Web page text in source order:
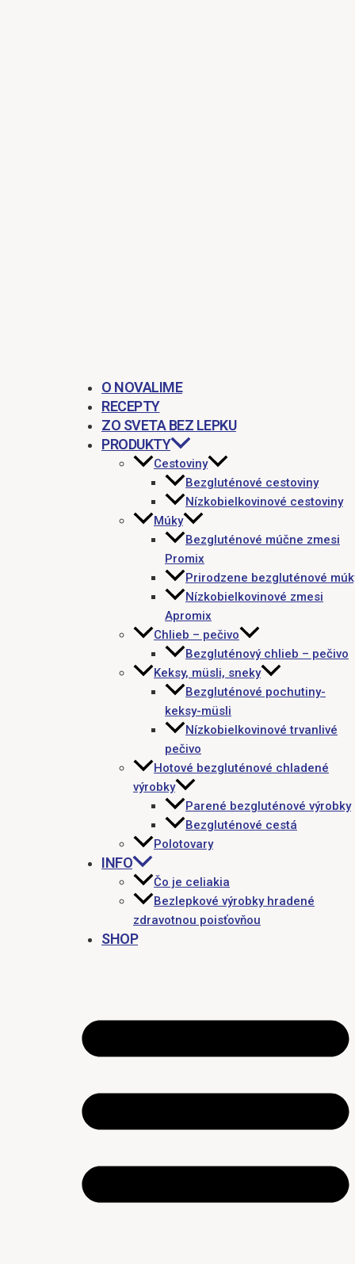
O NOVALIME
RECEPTY
ZO SVETA BEZ LEPKU
PRODUKTY
Cestoviny
Bezgluténové cestoviny
Nízkobielkovinové cestoviny
Múky
Bezgluténové múčne zmesi
Promix
Prirodzene bezgluténové
Nízkobielkovinové zmesi
Apromix
Chlieb – pečivo
Bezgluténový chlieb – pečivo
Keksy, müsli, sneky
Bezgluténové pochutiny-
keksy-müsli
Nízkobielkovinové trvanlivé
pečivo
Hotové bezgluténové chladené
výrobky
Parené bezgluténové výrobky
Bezgluténové cestá
Polotovary
INFO
Čo je celiakia
Bezlepkové výrobky hradené
zdravotnou poisťovňou
SHOP